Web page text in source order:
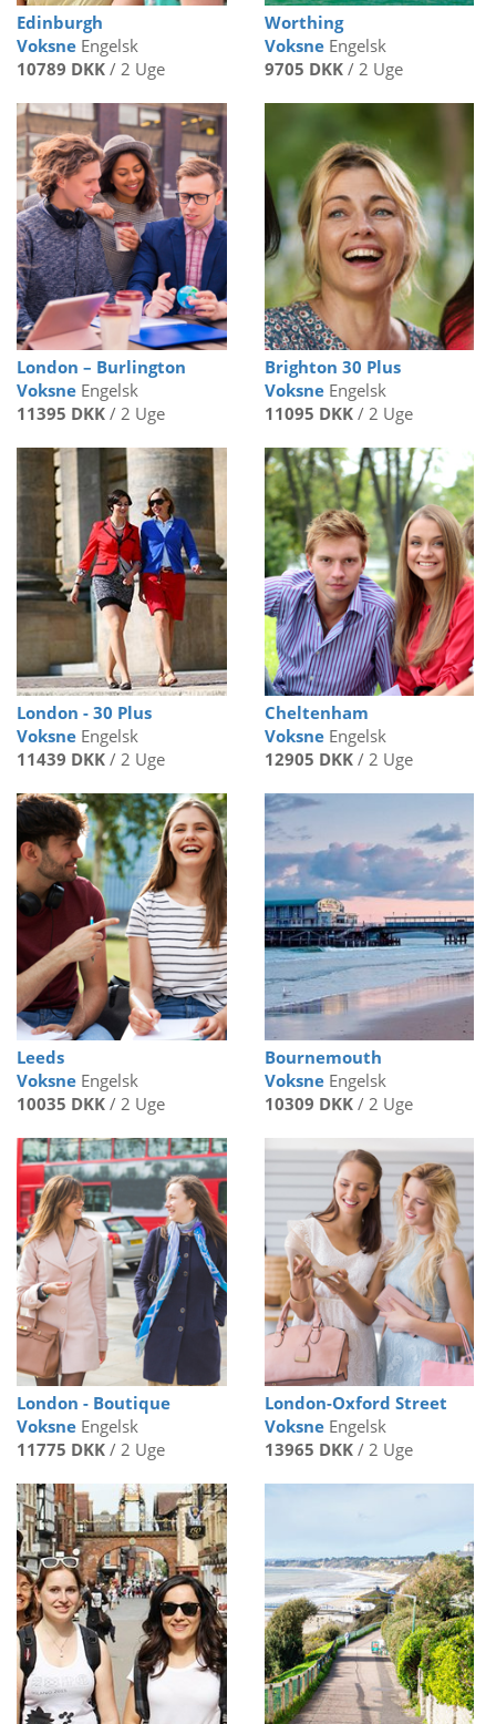
Edinburgh
Voksne Engelsk
10789 DKK / 2 Uge
Worthing
VoksneEngelsk
9705 DKK/ 2 Uge
London – Burlington
Voksne Engelsk
11395 DKK / 2 Uge
Brighton 30 Plus
VoksneEngelsk
11095 DKK/ 2 Uge
London - 30 Plus
Voksne Engelsk
11439 DKK / 2 Uge
Cheltenham
VoksneEngelsk
12905 DKK/ 2 Uge
Leeds
Voksne Engelsk
10035 DKK / 2 Uge
Bournemouth
VoksneEngelsk
10309 DKK/ 2 Uge
London - Boutique
Voksne Engelsk
11775 DKK / 2 Uge
London-Oxford Street
VoksneEngelsk
13965 DKK/ 2 Uge